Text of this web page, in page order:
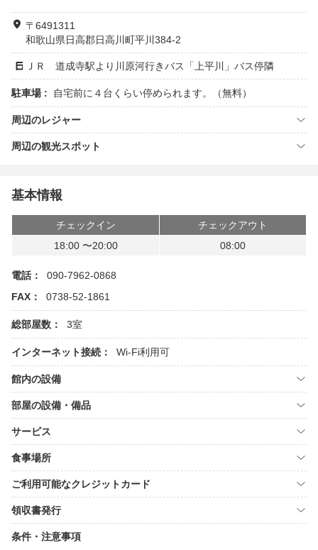
〒6491311
和歌山県日高郡日高川町平川384-2
ＪＲ 道成寺駅より川原河行きバス「上平川」バス停隣
駐車場 : 自宅前に４台くらい停められます。（無料）
周辺のレジャー
周辺の観光スポット
基本情報
チェックイン
チェックアウト
18:00 〜20:00
08:00
電話：
090-7962-0868
FAX：
0738-52-1861
総部屋数： 3室
インターネット接続： Wi-Fi利用可
館内の設備
部屋の設備・備品
サービス
食事場所
ご利用可能なクレジットカード
領収書発行
条件・注意事項